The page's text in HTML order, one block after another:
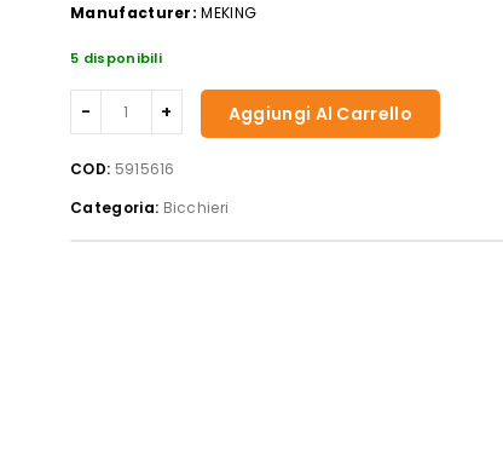
Manufacturer: MEKING
5 disponibili
LUMINARC
-
cl.16
-
Aggiungi Al Carrello
COD: 5915616
Categoria: Bicchieri